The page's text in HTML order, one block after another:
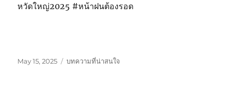
หวัดใหญ่2025 #หน้าฝนต้องรอด
Posted
May 15, 2025 Categories
บทความที่น่าสนใจ